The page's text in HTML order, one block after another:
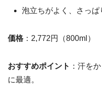
泡立ちがよく、さっぱ
価格 ：2,772円（800ml）
おすすめポイント ：汗を
に最適。